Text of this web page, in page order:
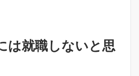
は就職しないと思